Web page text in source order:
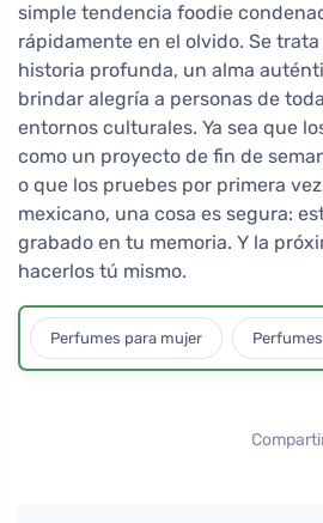
simple tendencia foodie
rápidamente en el olvido. Se
historia profunda, un alma
brindar alegría a personas de
entornos culturales. Ya sea que
como un proyecto de fin de
o que los pruebes por primera
mexicano, una cosa es segura:
grabado en tu memoria. Y la
hacerlos tú mismo.
Perfumes para mujer